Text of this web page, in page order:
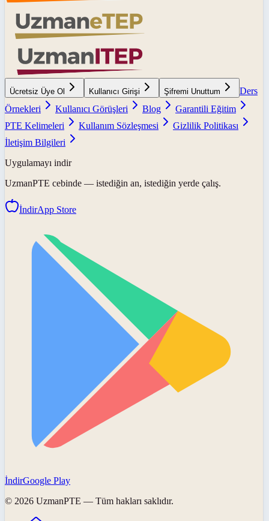
Ücretsiz Üye Ol Kullanıcı Girişi Şifremi Unuttum
Ders
Örnekleri
Kullanıcı Görüşleri Blog
Garantili Eğitim
PTE Kelimeleri
Kullanım Sözleşmesi
Gizlilik Politikası
İletişim Bilgileri
Uygulamayı indir
UzmanPTE cebinde — istediğin an, istediğin yerde çalış.
İndirApp Store
İndirGoogle Play
© 2026 UzmanPTE — Tüm hakları saklıdır.